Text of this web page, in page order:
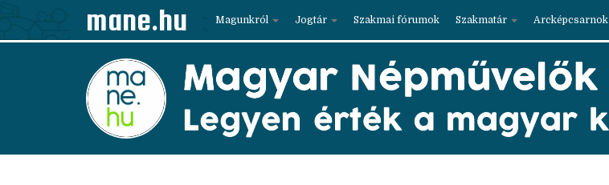
mane.hu Magunkról Jogtár Szakmai fórumok Szakmatár Arcképcsarnok